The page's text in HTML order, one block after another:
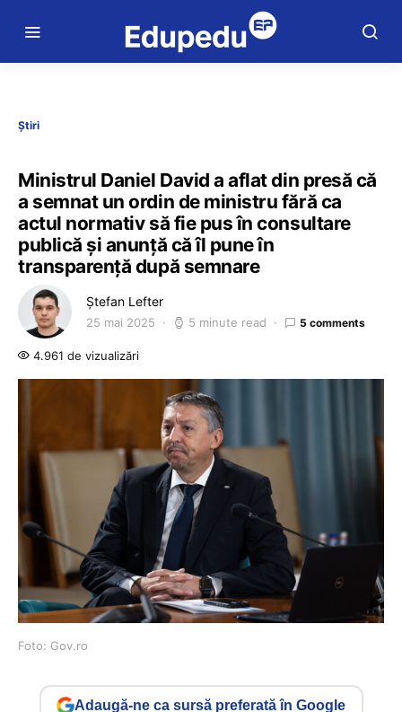
Știri
Ministrul Daniel David a aflat din presă că
a semnat un ordin de ministru fără ca
actul normativ să fie pus în consultare
publică și anunță că îl pune în
transparență după semnare
Ștefan Lefter
25 mai 2025 5 minute read 5 comments
4.961 de vizualizări
Foto: Gov.ro
Adaugă-ne ca sursă preferată în Google